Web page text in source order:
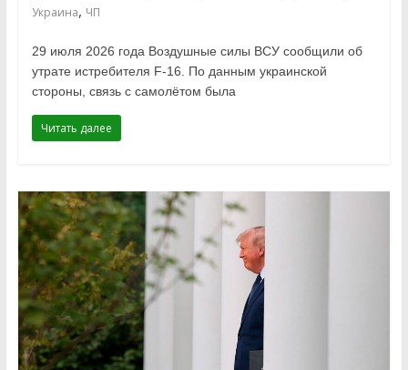
Украина, ЧП
29 июля 2026 года Воздушные силы ВСУ сообщили об
утрате истребителя F-16. По данным украинской
стороны, связь с самолётом была
Читать далее